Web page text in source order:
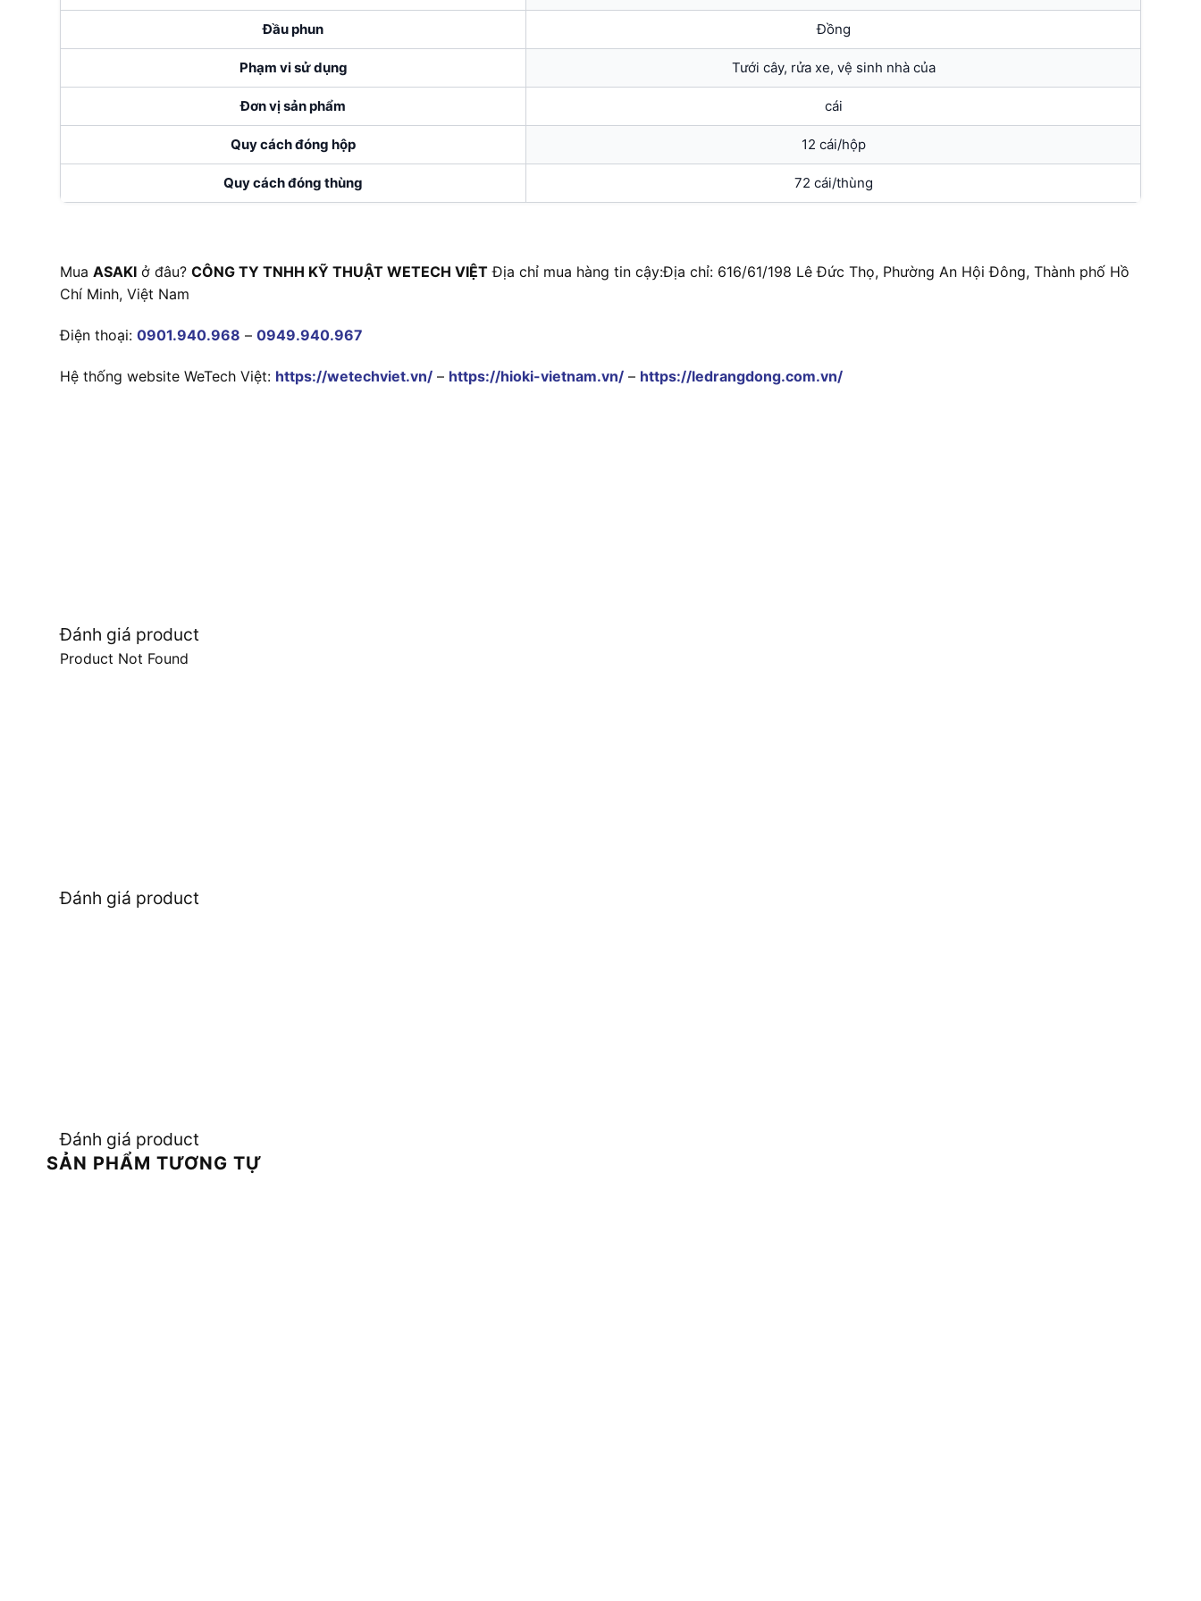
Đầu phun Đồng
Phạm vi sử dụng Tưới cây, rửa xe, vệ sinh nhà của
Đơn vị sản phẩm cái
Quy cách đóng hộp 12 cái/hộp
Quy cách đóng thùng 72 cái/thùng
Mua ASAKI ở đâu? CÔNG TY TNHH KỸ THUẬT WETECH VIỆT Địa chỉ mua hàng tin cậy:Địa chỉ: 616/61/198 Lê Đức Thọ, Phường An Hội Đông, Thành phố Hồ
Chí Minh, Việt Nam
Điện thoại: 0901.940.968 – 0949.940.967
Hệ thống website WeTech Việt: https://wetechviet.vn/ – https://hioki-vietnam.vn/ – https://ledrangdong.com.vn/
Đánh giá product
Product Not Found
Đánh giá product
Đánh giá product
SẢN PHẨM TƯƠNG TỰ